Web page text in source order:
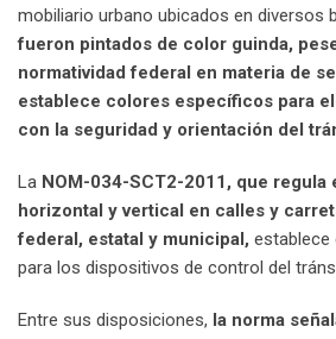
mobiliario urbano ubicados en diversos
fueron pintados de color guinda,
normatividad federal en materia de
establece colores específicos para
con la seguridad y orientación del
La NOM-034-SCT2-2011, que regula
horizontal y vertical en calles y
federal, estatal y municipal,
para los dispositivos de control del
Entre sus disposiciones, la norma